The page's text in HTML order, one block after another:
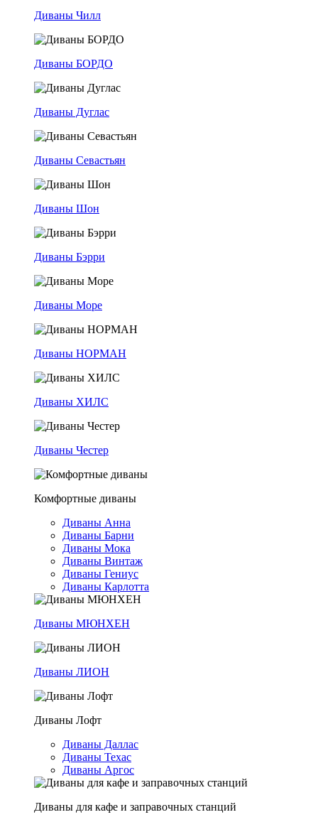
Диваны Чилл
Диваны БОРДО
Диваны Дуглас
Диваны Севастьян
Диваны Шон
Диваны Бэрри
Диваны Море
Диваны НОРМАН
Диваны ХИЛС
Диваны Честер
Комфортные диваны
Диваны Анна
Диваны Барни
Диваны Мока
Диваны Винтаж
Диваны Гениус
Диваны Карлотта
Диваны МЮНХЕН
Диваны ЛИОН
Диваны Лофт
Диваны Даллас
Диваны Техас
Диваны Аргос
Диваны для кафе и заправочных станций